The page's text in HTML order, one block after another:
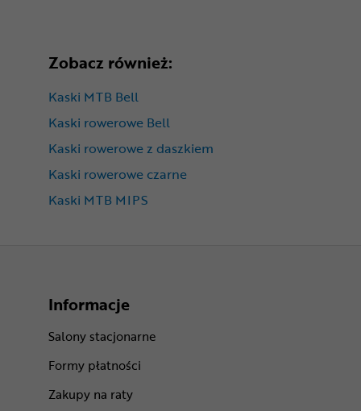
Zobacz również:
Kaski MTB Bell
Kaski rowerowe Bell
Kaski rowerowe z daszkiem
Kaski rowerowe czarne
Kaski MTB MIPS
Informacje
Salony stacjonarne
Formy płatności
Zakupy na raty